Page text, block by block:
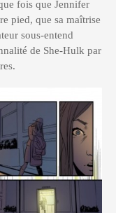
fois que Jennifer
pied, que sa maîtrise
sous-entend
de She-Hulk par